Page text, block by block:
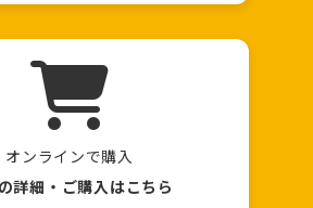
オンラインで購入
詳細・ご購入はこちら